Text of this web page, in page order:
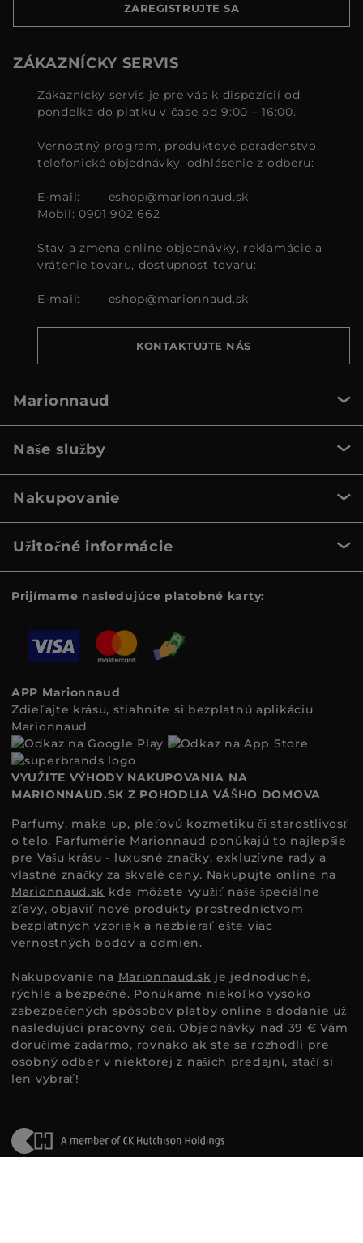
ZAREGISTRUJTE SA
ZÁKAZNÍCKY SERVIS
Zákaznícky servis je pre vás k dispozícií od
pondelka do piatku v čase od 9:00 – 16:00.
Vernostný program, produktové poradenstvo,
telefonické objednávky, odhlásenie z odberu:
E-mail:
eshop@marionnaud.sk
Mobil: 0901 902 662
Stav a zmena online objednávky, reklamácie a
vrátenie tovaru, dostupnosť tovaru:
E-mail: eshop@marionnaud.sk
KONTAKTUJTE NÁS
Marionnaud
Naše služby
Nakupovanie
Užitočné informácie
Prijímame nasledujúce platobné karty:
APP Marionnaud
Zdieľajte krásu, stiahnite si bezplatnú aplikáciu
Marionnaud
VYUŽITE VÝHODY NAKUPOVANIA NA
MARIONNAUD.SK Z POHODLIA VÁŠHO DOMOVA
Parfumy, make up, pleťovú kozmetiku či starostlivosť
o telo. Parfumérie Marionnaud ponúkajú to najlepšie
pre Vašu krásu - luxusné značky, exkluzívne rady a
vlastné značky za skvelé ceny. Nakupujte online na
Marionnaud.sk kde môžete využiť naše špeciálne
zľavy, objaviť nové produkty prostredníctvom
bezplatných vzoriek a nazbierať ešte viac
vernostných bodov a odmien.
Nakupovanie na Marionnaud.sk je jednoduché,
rýchle a bezpečné. Ponúkame niekoľko vysoko
zabezpečených spôsobov platby online a dodanie už
nasledujúci pracovný deň. Objednávky nad 39 € Vám
doručíme zadarmo, rovnako ak ste sa rozhodli pre
osobný odber v niektorej z našich predajní, stačí si
len vybrať!